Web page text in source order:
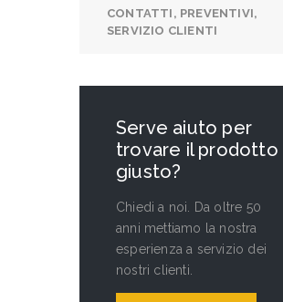
CONTATTI, PREVENTIVI,
SERVIZIO CLIENTI
Serve aiuto per
trovare il prodotto
giusto?
Chiedi a noi. Da oltre 50
anni mettiamo la nostra
esperienza a servizio dei
nostri clienti.